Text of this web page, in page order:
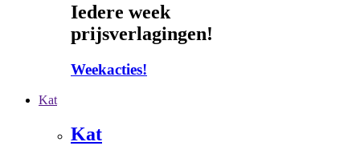
Iedere week
prijsverlagingen!
Weekacties!
Kat
Kat